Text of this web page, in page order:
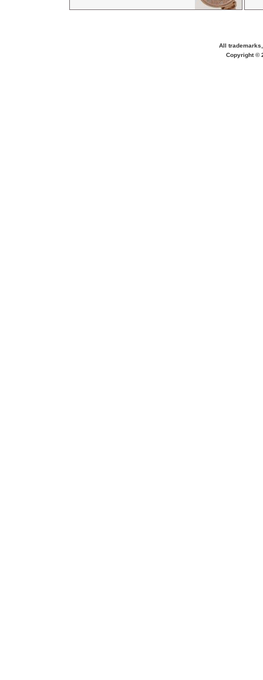
All
Copyright ©